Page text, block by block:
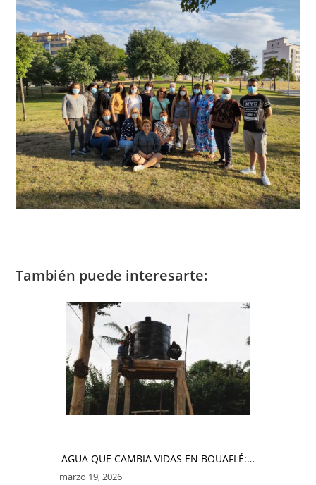
También puede interesarte:
AGUA QUE CAMBIA VIDAS EN BOUAFLÉ:…
marzo 19, 2026